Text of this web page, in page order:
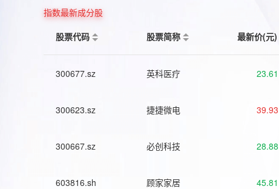
指数最新成分股
股票代码
股票简称 最新价(元)
300677.sz 英科医疗 23.61
300623.sz 捷捷微电 39.93
300667.sz 必创科技 28.88
603816.sh 顾家家居 45.81